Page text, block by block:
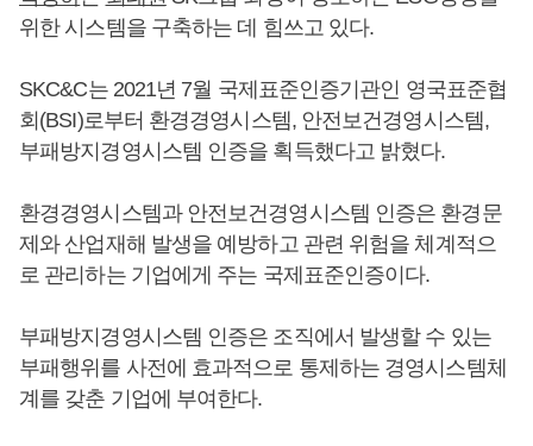
위한 시스템을 구축하는 데 힘쓰고 있다.
SKC&C는 2021년 7월 국제표준인증기관인 영국표준협
회(BSI)로부터 환경경영시스템, 안전보건경영시스템,
부패방지경영시스템 인증을 획득했다고 밝혔다.
환경경영시스템과 안전보건경영시스템 인증은 환경문
제와 산업재해 발생을 예방하고 관련 위험을 체계적으
로 관리하는 기업에게 주는 국제표준인증이다.
부패방지경영시스템 인증은 조직에서 발생할 수 있는
부패행위를 사전에 효과적으로 통제하는 경영시스템체
계를 갖춘 기업에 부여한다.